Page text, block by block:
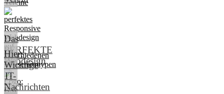
Das
PERFEKTE
Webdesign
Hier:
Wichtige
IT-
Nachrichten